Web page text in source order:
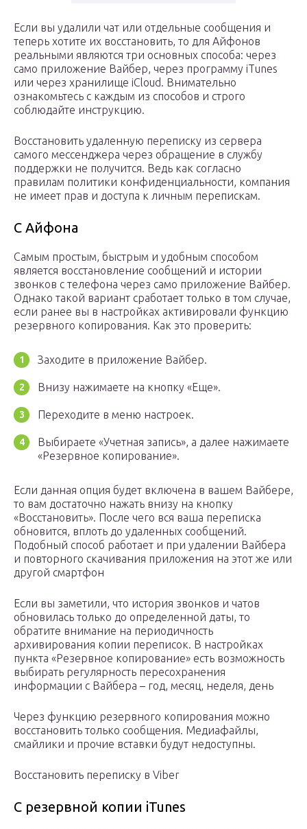
Если вы удалили чат или отдельные сообщения и
теперь хотите их восстановить, то для Айфонов
реальными являются три основных способа: через
само приложение Вайбер, через программу iTunes
или через хранилище iCloud. Внимательно
ознакомьтесь с каждым из способов и строго
соблюдайте инструкцию.
Восстановить удаленную переписку из сервера
самого мессенджера через обращение в службу
поддержки не получится. Ведь как согласно
правилам политики конфиденциальности, компания
не имеет прав и доступа к личным перепискам.
С Айфона
Самым простым, быстрым и удобным способом
является восстановление сообщений и истории
звонков с телефона через само приложение Вайбер.
Однако такой вариант сработает только в том случае,
если ранее вы в настройках активировали функцию
резервного копирования. Как это проверить:
Заходите в приложение Вайбер.
Внизу нажимаете на кнопку «Еще».
Переходите в меню настроек.
Выбираете «Учетная запись», а далее нажимаете
«Резервное копирование».
Если данная опция будет включена в вашем Вайбере,
то вам достаточно нажать внизу на кнопку
«Восстановить». После чего вся ваша переписка
обновится, вплоть до удаленных сообщений.
Подобный способ работает и при удалении Вайбера
и повторного скачивания приложения на этот же или
другой смартфон
Если вы заметили, что история звонков и чатов
обновилась только до определенной даты, то
обратите внимание на периодичность
архивирования копии переписок. В настройках
пункта «Резервное копирование» есть возможность
выбирать регулярность пересохранения
информации с Вайбера – год, месяц, неделя, день
Через функцию резервного копирования можно
восстановить только сообщения. Медиафайлы,
смайлики и прочие вставки будут недоступны.
Восстановить переписку в Viber
С резервной копии iTunes